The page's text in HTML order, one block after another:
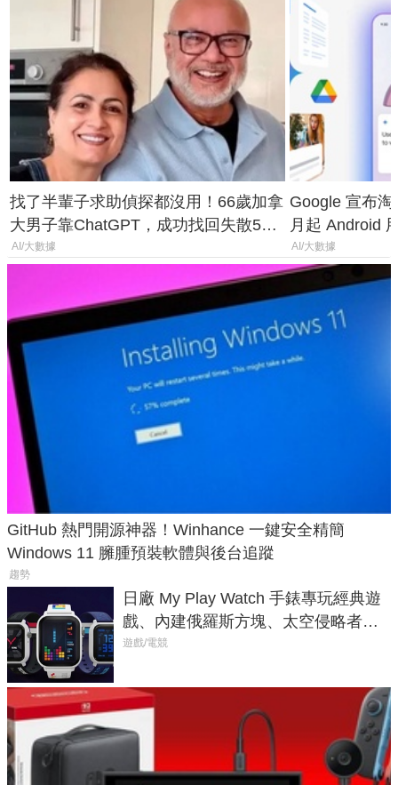
找了半輩子求助偵探都沒用！66歲加拿
大男子靠ChatGPT，成功找回失散50
年家人
AI/大數據
Google 宣布
月起 Android
AI/大數據
GitHub 熱門開源神器！Winhance 一鍵安全精簡
Windows 11 臃腫預裝軟體與後台追蹤
趨勢
日廠 My Play Watch 手錶專玩經典遊
戲、內建俄羅斯方塊、太空侵略者，
不過竟然不能連手機？
遊戲/電競